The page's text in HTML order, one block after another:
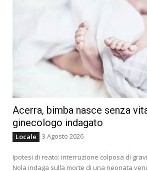
Acerra, bimba nasce senza
ginecologo indagato
Locale 3 Agosto 2026
Ipotesi di reato: interruzione colposa di
Nola indaga sulla morte di una neonata